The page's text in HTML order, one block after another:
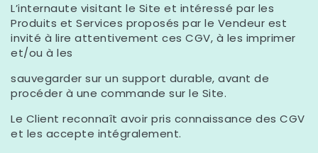
L’internaute visitant le Site et intéressé par les
Produits et Services proposés par le Vendeur est
invité à lire attentivement ces CGV, à les imprimer
et/ou à les
sauvegarder sur un support durable, avant de
procéder à une commande sur le Site.
Le Client reconnaît avoir pris connaissance des CGV
et les accepte intégralement.